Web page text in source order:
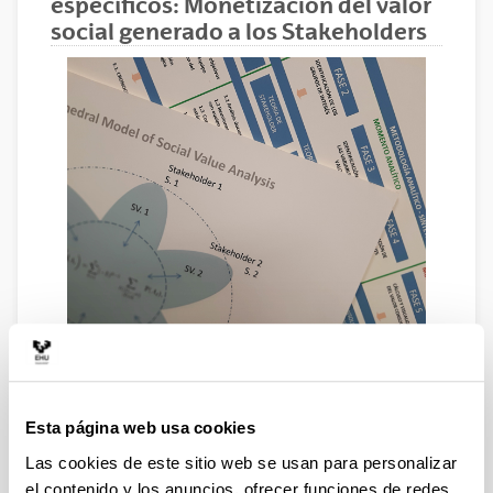
Esta página web usa cookies
Las cookies de este sitio web se usan para personalizar
el contenido y los anuncios, ofrecer funciones de redes
social generado a los Stakeholders
ÁREA:Ciencias Sociales y Jurídicas
PRECIO DE MATRÍCULA:1.000,00 €